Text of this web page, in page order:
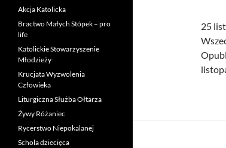
25
Akcja Katolicka
Bractwo Małych Stópek – pro
life
Katolickie Stowarzyszenie
Młodzieży
Krucjata Wyzwolenia
Człowieka
Liturgiczna Służba Ołtarza
Żywy Różaniec
Rycerstwo Niepokalanej
Schola dziecięca